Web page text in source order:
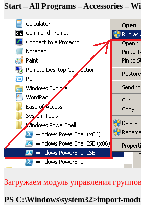
Start – All Programs – Accessories –
Загружаем модуль управления
PS C:\Windows\system32>import-